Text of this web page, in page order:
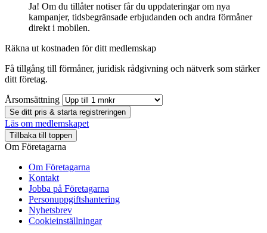
Ja! Om du tillåter notiser får du uppdateringar om nya
kampanjer, tidsbegränsade erbjudanden och andra förmåner
direkt i mobilen.
Räkna ut kostnaden för ditt medlemskap
Få tillgång till förmåner, juridisk rådgivning och nätverk som stärker
ditt företag.
Årsomsättning
Se ditt pris & starta registreringen
Läs om medlemskapet
Tillbaka till toppen
Om Företagarna
Om Företagarna
Kontakt
Jobba på Företagarna
Personuppgiftshantering
Nyhetsbrev
Cookieinställningar